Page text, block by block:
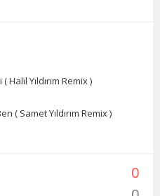
Halil Yıldırım Remix )
( Samet Yıldırım Remix )
0